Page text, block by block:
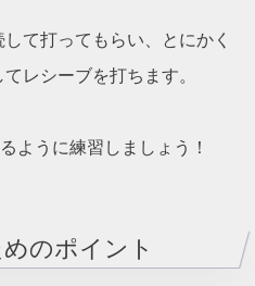
て打ってもらい、とにかく
レシーブを打ちます。
ように練習しましょう！
のポイント